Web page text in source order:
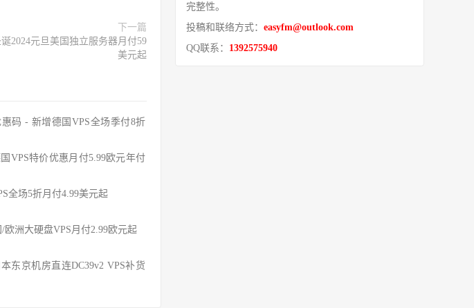
下一篇
诞2024元旦美国独立服务器月付59
美元起
惠码 - 新增德国VPS全场季付8折
VPS特价优惠月付5.99欧元年付
全场5折月付4.99美元起
欧洲大硬盘VPS月付2.99欧元起
东京机房直连DC39v2 VPS补货
完整性。
投稿和联络方式： easyfm@outlook.com
QQ联系： 1392575940